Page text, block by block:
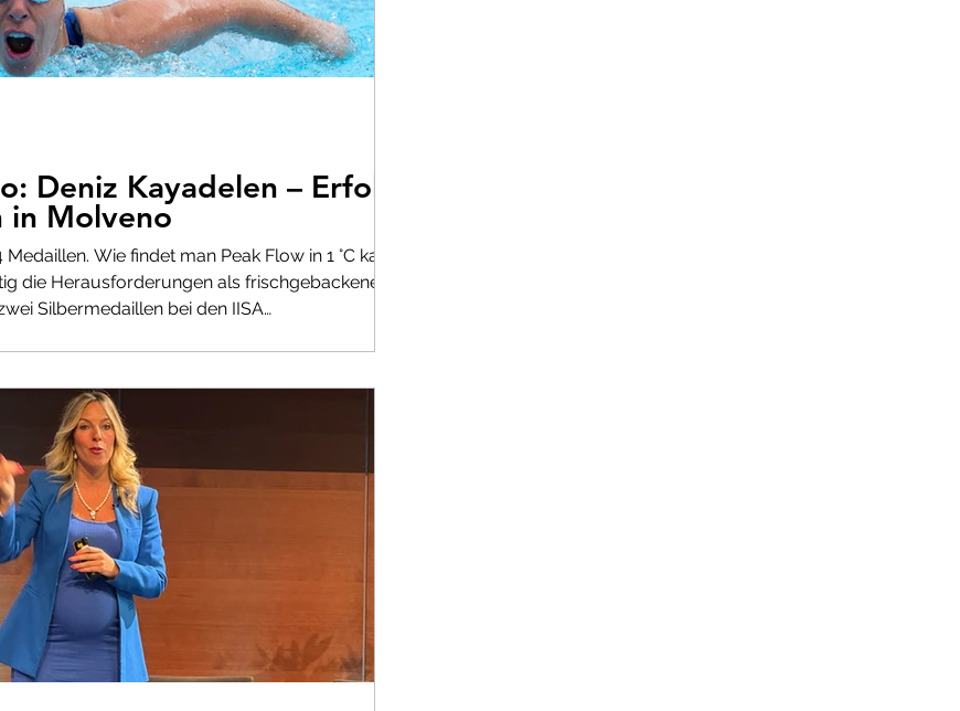
Deniz Kayadelen – Erfolg
in Molveno
Wie findet man Peak Flow in 1 °C kaltem
die Herausforderungen als frischgebackene
Silbermedaillen bei den IISA
bewegt habe – und wie du beim nächsten